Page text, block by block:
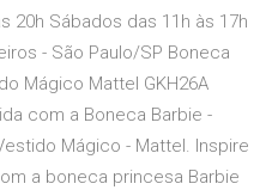
20h Sábados das 11h às 17h
- São Paulo/SP Boneca
Mágico Mattel GKH26A
com a Boneca Barbie -
Mágico - Mattel. Inspire
a boneca princesa Barbie